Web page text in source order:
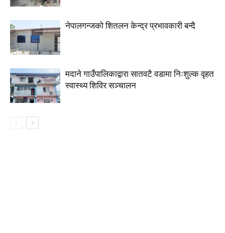
नेपालगन्जको शितलन केन्द्र प्रभावकारी बन्दै
मदाने गाउँपालिकाद्वारा सातवटै वडामा निःशुल्क वृहत
स्वास्थ्य शिविर सञ्चालन